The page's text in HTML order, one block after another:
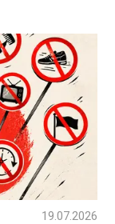
19.07.2026